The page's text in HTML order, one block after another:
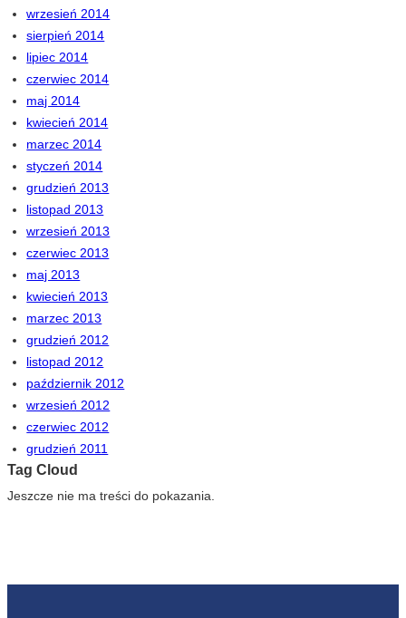
wrzesień 2014
sierpień 2014
lipiec 2014
czerwiec 2014
maj 2014
kwiecień 2014
marzec 2014
styczeń 2014
grudzień 2013
listopad 2013
wrzesień 2013
czerwiec 2013
maj 2013
kwiecień 2013
marzec 2013
grudzień 2012
listopad 2012
październik 2012
wrzesień 2012
czerwiec 2012
grudzień 2011
Tag Cloud
Jeszcze nie ma treści do pokazania.